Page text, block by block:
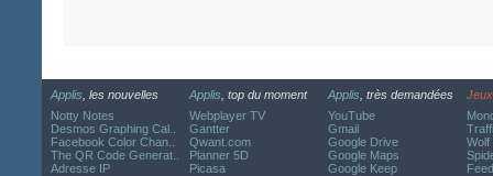
Applis , les nouvelles
Notty Notes
Desmos Graphing Cal..
Facebook Color Chan..
The QR Code Generat..
Adresse IP
Applis , top du moment
Webplayer TV
Gantter
Qwant.com
Planner 5D
Picasa
Applis , très demandées
YouTube
Gmail
Google Drive
Google Maps
Google Keep
Jeux
Wolf